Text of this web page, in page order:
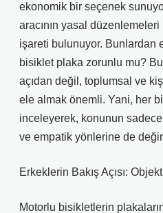
ekonomik bir seçenek
aracının yasal
işareti bulunuyor. Bunlardan
bisiklet plaka zorunlu mu?
açıdan değil, toplumsal ve
ele almak önemli. Yani, her bir
inceleyerek, konunun
ve empatik yönlerine de
Erkeklerin Bakış Açısı:
Motorlu bisikletlerin